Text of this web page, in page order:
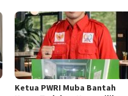
Ketua PWRI Muba Bantah